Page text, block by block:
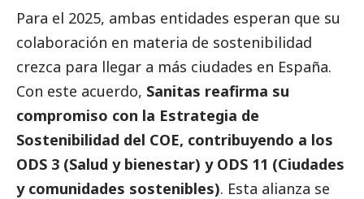
Para el 2025, ambas entidades esperan que su
colaboración en materia de sostenibilidad
crezca para llegar a más ciudades en España.
Con este acuerdo, Sanitas reafirma su
compromiso con la Estrategia de
Sostenibilidad del COE, contribuyendo a los
ODS 3 (Salud y bienestar) y ODS 11 (Ciudades
y comunidades sostenibles). Esta alianza se